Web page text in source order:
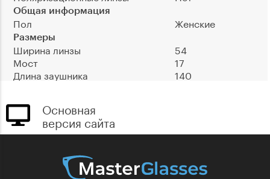
Общая информация
Пол Женские
Размеры
Ширина линзы
54
Мост
17
Длина заушника
140
Основная
версия сайта